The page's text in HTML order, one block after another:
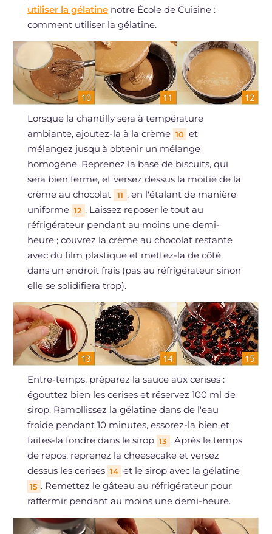
utiliser la gélatinenotre École de Cuisine :
comment utiliser la gélatine.
Lorsque la chantilly sera à température
ambiante, ajoutez-la à la crème 10 et
mélangez jusqu'à obtenir un mélange
homogène. Reprenez la base de biscuits, qui
sera bien ferme, et versez dessus la moitié de la
crème au chocolat
11 , en l'étalant de manière
uniforme 12 . Laissez reposer le tout au
réfrigérateur pendant au moins une demi-
heure ; couvrez la crème au chocolat restante
avec du film plastique et mettez-la de côté
dans un endroit frais (pas au réfrigérateur sinon
elle se solidifiera trop).
Entre-temps, préparez la sauce aux cerises :
égouttez bien les cerises et réservez 100 ml de
sirop. Ramollissez la gélatine dans de l'eau
froide pendant 10 minutes, essorez-la bien et
faites-la fondre dans le sirop 13 . Après le temps
de repos, reprenez la cheesecake et versez
dessus les cerises 14 et le sirop avec la gélatine
15 . Remettez le gâteau au réfrigérateur pour
raffermir pendant au moins une demi-heure.